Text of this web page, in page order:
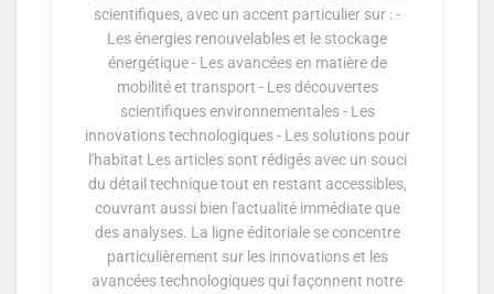
scientifiques, avec un accent particulier sur : -
Les énergies renouvelables et le stockage
énergétique - Les avancées en matière de
mobilité et transport - Les découvertes
scientifiques environnementales - Les
innovations technologiques - Les solutions pour
l'habitat Les articles sont rédigés avec un souci
du détail technique tout en restant accessibles,
couvrant aussi bien l'actualité immédiate que
des analyses. La ligne éditoriale se concentre
particulièrement sur les innovations et les
avancées technologiques qui façonnent notre